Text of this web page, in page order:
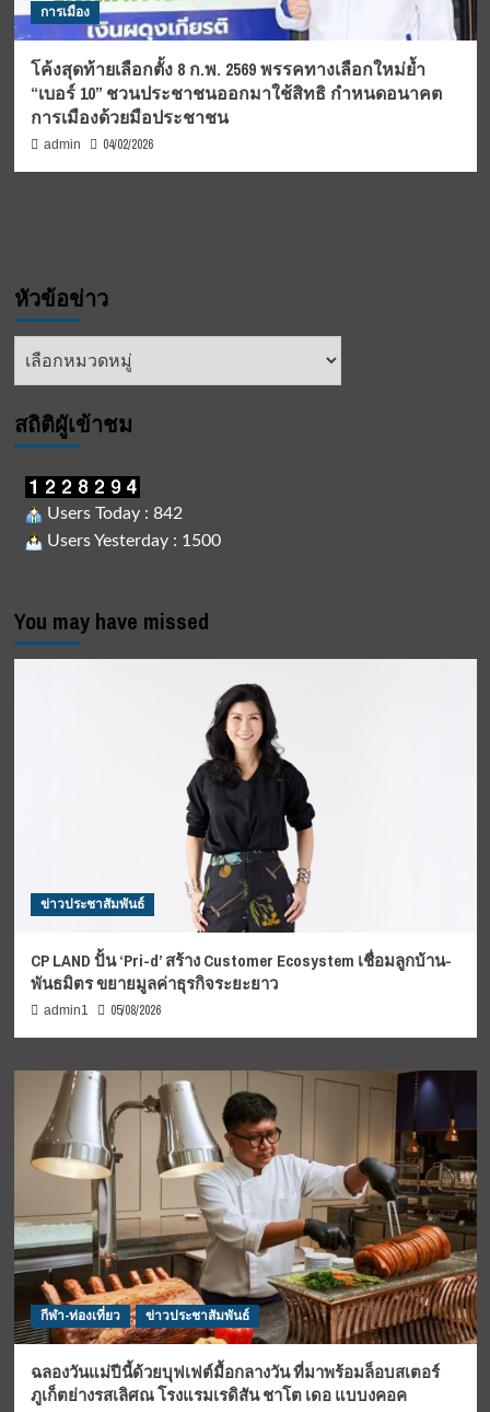
การเมือง
โค้งสุดท้ายเลือกตั้ง 8 ก.พ. 2569 พรรคทางเลือกใหม่ย้ำ
“เบอร์ 10” ชวนประชาชนออกมาใช้สิทธิ กำหนดอนาคต
การเมืองด้วยมือประชาชน
admin 04/02/2026
หัวข้อข่าว
หัวข้อ
สถิติผูัเข้าชม
Users Today : 842
Users Yesterday : 1500
You may have missed
ข่าวประชาสัมพันธ์
CP LAND ปั้น ‘Pri-d’ สร้าง Customer Ecosystem เชื่อมลูกบ้าน-
พันธมิตร ขยายมูลค่าธุรกิจระยะยาว
admin1 05/08/2026
กีฬา-ท่องเที่ยว ข่าวประชาสัมพันธ์
ฉลองวันแม่ปีนี้ด้วยบุฟเฟต์มื้อกลางวัน ที่มาพร้อมล็อบสเตอร์
ภูเก็ตย่างรสเลิศณ โรงแรมเรดิสัน ชาโต เดอ แบบงคอค